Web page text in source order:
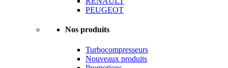
PEUGEOT
Nos produits
Turbocompresseurs
Nouveaux produits